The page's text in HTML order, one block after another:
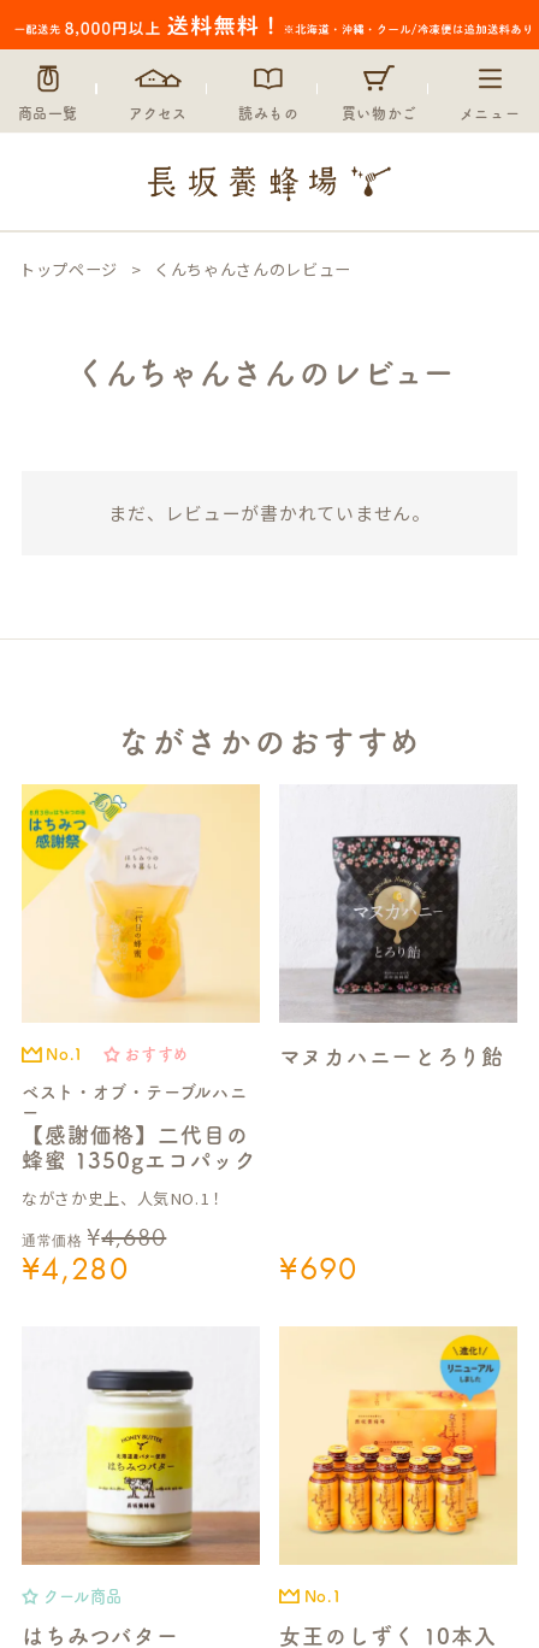
商品一覧 アクセス 読みもの 買い物かご メニュー
トップページ くんちゃんさんのレビュー
くんちゃんさんのレビュー
まだ、レビューが書かれていません。
ながさかのおすすめ
No.1 おすすめ
ベスト・オブ・テーブルハニ
ー
【感謝価格】二代目の
蜂蜜 1350gエコパック
ながさか史上、人気NO.1！
通常価格 ¥4,680
¥4,280
マヌカハニーとろり飴
¥690
クール商品
はちみつバター
No.1
女王のしずく 10本入